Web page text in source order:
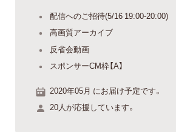
配信へのご招待(5/16 19:00-20:00)
高画質アーカイブ
反省会動画
スポンサーCM枠【A】
2020年05月 にお届け予定です。
20人が応援しています。